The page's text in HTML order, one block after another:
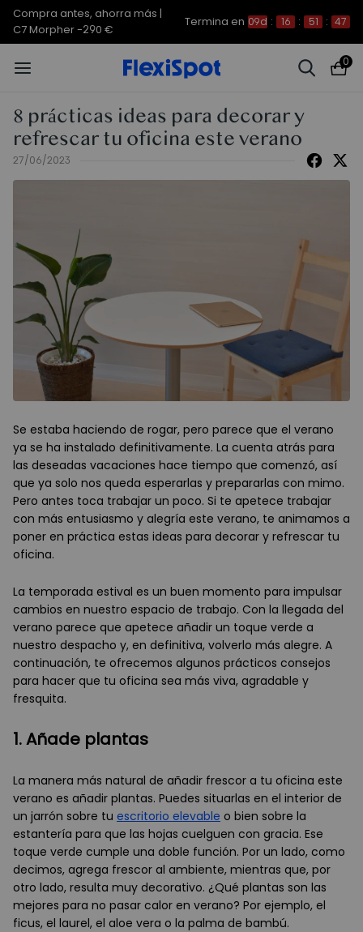
Compra antes, ahorra más |
C7 Morpher -290 €
Termina en 09d : 16 : 51 : 47
0
8 prácticas ideas para decorar y
refrescar tu oficina este verano
27/06/2023
Se estaba haciendo de rogar, pero parece que el verano
ya se ha instalado definitivamente. La cuenta atrás para
las deseadas vacaciones hace tiempo que comenzó, así
que ya solo nos queda esperarlas y prepararlas con mimo.
Pero antes toca trabajar un poco. Si te apetece trabajar
con más entusiasmo y alegría este verano, te animamos a
poner en práctica estas ideas para decorar y refrescar tu
oficina.
La temporada estival es un buen momento para impulsar
cambios en nuestro espacio de trabajo. Con la llegada del
verano parece que apetece añadir un toque verde a
nuestro despacho y, en definitiva, volverlo más alegre. A
continuación, te ofrecemos algunos prácticos consejos
para hacer que tu oficina sea más viva, agradable y
fresquita.
1. Añade plantas
La manera más natural de añadir frescor a tu oficina este
verano es añadir plantas. Puedes situarlas en el interior de
un jarrón sobre tu escritorio elevable o bien sobre la
estantería para que las hojas cuelguen con gracia. Ese
toque verde cumple una doble función. Por un lado, como
decimos, agrega frescor al ambiente, mientras que, por
otro lado, resulta muy decorativo. ¿Qué plantas son las
mejores para no pasar calor en verano? Por ejemplo, el
ficus, el laurel, el aloe vera o la palma de bambú.